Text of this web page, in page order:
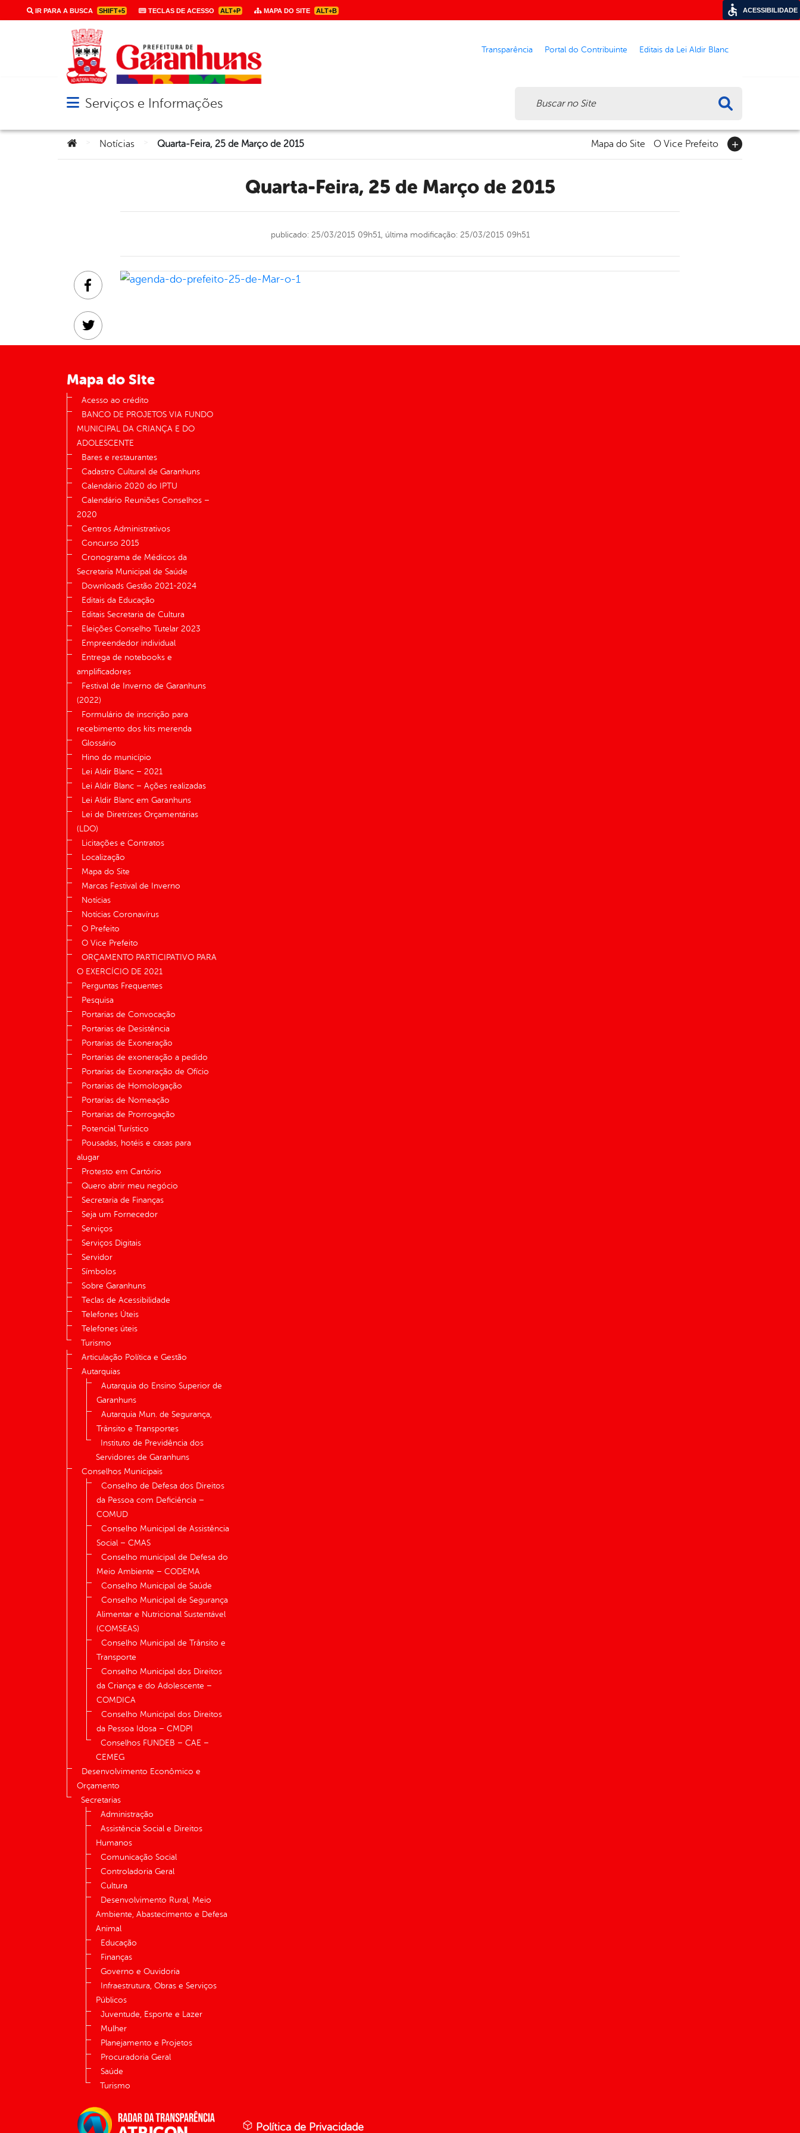
IR PARA A BUSCA SHIFT+5 TECLAS DE ACESSO ALT+P MAPA DO SITE ALT+B
Transparência Portal do Contribuinte Editais da Lei Aldir Blanc
Abrir menu principal de navegação
Serviços e Informações
Você está aqui:
Notícias Quarta-Feira, 25 de Março de 2015 Mapa do Site O Vice Prefeito
Quarta-Feira, 25 de Março de 2015
publicado: 25/03/2015 09h51, última modificação: 25/03/2015 09h51
Facebook
Twitter
Linkedin
Mapa do Site
Acesso ao crédito
BANCO DE PROJETOS VIA FUNDO
MUNICIPAL DA CRIANÇA E DO
ADOLESCENTE
Bares e restaurantes
Cadastro Cultural de Garanhuns
Calendário 2020 do IPTU
Calendário Reuniões Conselhos –
2020
Centros Administrativos
Concurso 2015
Cronograma de Médicos da
Secretaria Municipal de Saúde
Downloads Gestão 2021-2024
Editais da Educação
Editais Secretaria de Cultura
Eleições Conselho Tutelar 2023
Empreendedor individual
Entrega de notebooks e
amplificadores
Festival de Inverno de Garanhuns
(2022)
Formulário de inscrição para
recebimento dos kits merenda
Glossário
Hino do município
Lei Aldir Blanc – 2021
Lei Aldir Blanc – Ações realizadas
Lei Aldir Blanc em Garanhuns
Lei de Diretrizes Orçamentárias
(LDO)
Licitações e Contratos
Localização
Mapa do Site
Marcas Festival de Inverno
Notícias
Notícias Coronavírus
O Prefeito
O Vice Prefeito
ORÇAMENTO PARTICIPATIVO PARA
O EXERCÍCIO DE 2021
Perguntas Frequentes
Pesquisa
Portarias de Convocação
Portarias de Desistência
Portarias de Exoneração
Portarias de exoneração a pedido
Portarias de Exoneração de Ofício
Portarias de Homologação
Portarias de Nomeação
Portarias de Prorrogação
Potencial Turístico
Pousadas, hotéis e casas para
alugar
Protesto em Cartório
Quero abrir meu negócio
Secretaria de Finanças
Seja um Fornecedor
Serviços
Serviços Digitais
Servidor
Símbolos
Sobre Garanhuns
Teclas de Acessibilidade
Telefones Úteis
Telefones úteis
Turismo
Articulação Política e Gestão
Autarquias
Autarquia do Ensino Superior de
Garanhuns
Autarquia Mun. de Segurança,
Trânsito e Transportes
Instituto de Previdência dos
Servidores de Garanhuns
Conselhos Municipais
Conselho de Defesa dos Direitos
da Pessoa com Deficiência –
COMUD
Conselho Municipal de Assistência
Social – CMAS
Conselho municipal de Defesa do
Meio Ambiente – CODEMA
Conselho Municipal de Saúde
Conselho Municipal de Segurança
Alimentar e Nutricional Sustentável
(COMSEAS)
Conselho Municipal de Trânsito e
Transporte
Conselho Municipal dos Direitos
da Criança e do Adolescente –
COMDICA
Conselho Municipal dos Direitos
da Pessoa Idosa – CMDPI
Conselhos FUNDEB – CAE –
CEMEG
Desenvolvimento Econômico e
Orçamento
Secretarias
Administração
Assistência Social e Direitos
Humanos
Comunicação Social
Controladoria Geral
Cultura
Desenvolvimento Rural, Meio
Ambiente, Abastecimento e Defesa
Animal
Educação
Finanças
Governo e Ouvidoria
Infraestrutura, Obras e Serviços
Públicos
Juventude, Esporte e Lazer
Mulher
Planejamento e Projetos
Procuradoria Geral
Saúde
Turismo
Política de Privacidade
ACESSIBILIDADE